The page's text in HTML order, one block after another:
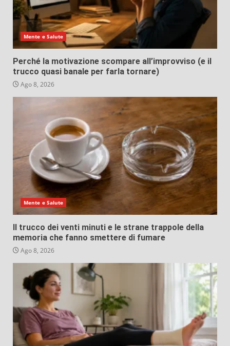
Mente e Salute
Perché la motivazione scompare all’improvviso (e il
trucco quasi banale per farla tornare)
Ago 8, 2026
Mente e Salute
Il trucco dei venti minuti e le strane trappole della
memoria che fanno smettere di fumare
Ago 8, 2026